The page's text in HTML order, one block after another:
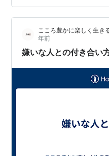
ないような経験からそう
いう、社会の最小単位で
見ている視点、捉え方、
が見る視点、捉え方、世
こころ豊かに楽しく生
年前
嫌いな人との付き合い